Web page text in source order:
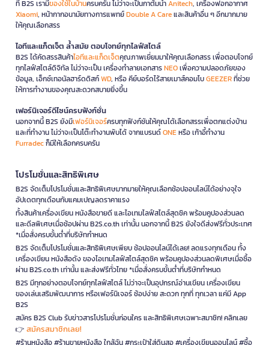
ที่ B2S เรามีของใช้ในบ้านครบครัน ไม่ว่าจะเป็นกาต้มน้ำAnitech, เครื่องฟอกอากาศ
Xiaomi, หน้ากากอนามัยทางการแพทย์Double A Careและสินค้าอื่น ๆ อีกมากมาย
ให้คุณเลือกสรร
ไอทีและแก็ดเจ็ต ล้ำสมัย ตอบโจทย์ทุกไลฟ์สไตล์
B2S ได้คัดสรรสินค้าไอทีและแก็ดเจ็ตคุณภาพเยี่ยมมาให้คุณเลือกสรร เพื่อตอบโจทย์
ทุกไลฟ์สไตล์ดิจิทัล ไม่ว่าจะเป็น เครื่องทำลายเอกสารNEOเพื่อความปลอดภัยของ
ข้อมูล, เอ็กซ์เทอนัลฮาร์ดดิสก์WD, หรือ คีย์บอร์ดไร้สายเมาส์คอมโบGEEZERที่ช่วย
ให้การทำงานของคุณสะดวกสบายยิ่งขึ้น
เฟอร์นิเจอร์ดีไซน์ครบฟังก์ชั่น
นอกจากนี้ B2S ยังมีเฟอร์นิเจอร์ครบทุกฟังก์ชันให้คุณได้เลือกสรรเพื่อตกแต่งบ้าน
และที่ทำงาน ไม่ว่าจะเป็นโต๊ะทำงานพับได้ จากแบรนด์ONEหรือ เก้าอี้ทำงาน
Furradecก็มีให้เลือกครบครัน
โปรโมชั่นและสิทธิพิเศษ
B2S จัดเต็มโปรโมชั่นและสิทธิพิเศษมากมายให้คุณเลือกช้อปออนไลน์ได้อย่างจุใจ
อัปเดตทุกเดือนกับแคมเปญลดราคาแรง
ทั้งสินค้าเครื่องเขียน หนังสือขายดี และไอเทมไลฟ์สไตล์สุดชิค พร้อมคูปองส่วนลด
และดีลพิเศษเมื่อช้อปผ่าน B2S.co.th เท่านั้น นอกจากนี้ B2S ยังใจดีส่งฟรีทั่วประเทศ
*เมื่อสั่งครบขั้นต่ำที่บริษัทกำหนด
B2S จัดเต็มโปรโมชั่นและสิทธิพิเศษเพียบ ช้อปออนไลน์ได้เลย! ลดแรงทุกเดือน ทั้ง
เครื่องเขียน หนังสือดัง ของไอเทมไลฟ์สไตล์สุดชิค พร้อมคูปองส่วนลดพิเศษเมื่อซื้อ
ผ่าน B2S.co.th เท่านั้น และส่งฟรีทั่วไทย *เมื่อสั่งครบขั้นต่ำที่บริษัทกำหนด
B2S มีทุกอย่างตอบโจทย์ทุกไลฟ์สไตล์ ไม่ว่าจะเป็นอุปกรณ์อ่านเขียน เครื่องเขียน
ของเล่นเสริมพัฒนาการ หรือเฟอร์นิเจอร์ ช้อปง่าย สะดวก ทุกที่ ทุกเวลา แค่มี App
B2S
สมัคร B2S Club รับข่าวสารโปรโมชั่นก่อนใคร และสิทธิพิเศษเฉพาะสมาชิก! คลิกเลย
👉 สมัครสมาชิกเลย!
#ร้านหนังสือ #ร้านขายหนังสือ ใกล้ฉัน #กระเป๋าใส่ดินสอ #เครื่องเขียนออนไลน์ #ซื้อ